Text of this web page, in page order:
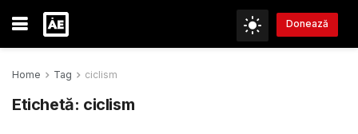
Donează
Home Tag ciclism
Etichetă: ciclism